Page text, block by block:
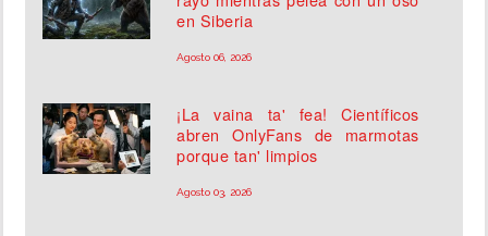
en Siberia
Agosto 06, 2026
¡La vaina ta' fea! Científicos
abren OnlyFans de marmotas
porque tan' limpios
Agosto 03, 2026